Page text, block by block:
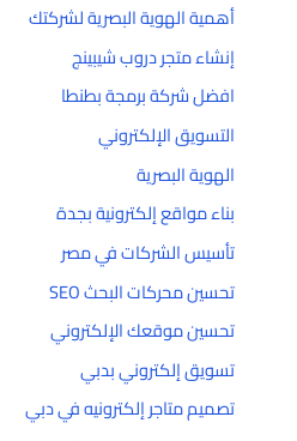
أهمية الهوية البصرية لشركتك
إنشاء متجر دروب شيبينج
افضل شركة برمجة بطنطا
التسويق الإلكتروني
الهوية البصرية
بناء مواقع إلكترونية بجدة
تأسيس الشركات في مصر
تحسين محركات البحث SEO
تحسين موقعك الإلكتروني
تسويق إلكتروني بدبي
تصميم متاجر إلكترونيه في دبي